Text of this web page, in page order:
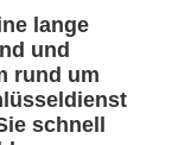
lange
und
rund um
schnell